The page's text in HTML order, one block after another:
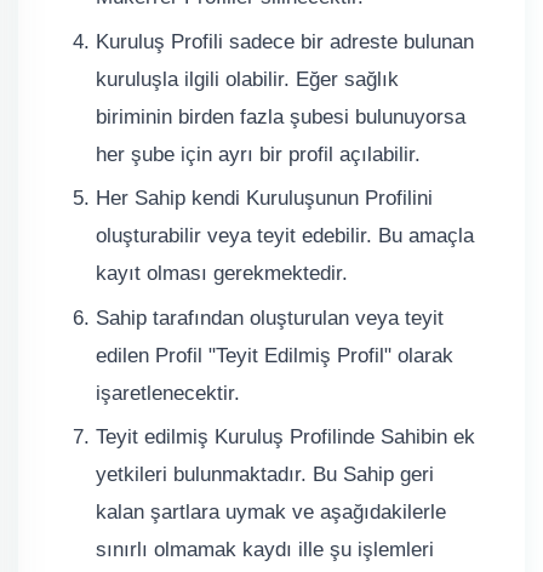
Kuruluş Profili sadece bir adreste bulunan
kuruluşla ilgili olabilir. Eğer sağlık
biriminin birden fazla şubesi bulunuyorsa
her şube için ayrı bir profil açılabilir.
Her Sahip kendi Kuruluşunun Profilini
oluşturabilir veya teyit edebilir. Bu amaçla
kayıt olması gerekmektedir.
Sahip tarafından oluşturulan veya teyit
edilen Profil "Teyit Edilmiş Profil" olarak
işaretlenecektir.
Teyit edilmiş Kuruluş Profilinde Sahibin ek
yetkileri bulunmaktadır. Bu Sahip geri
kalan şartlara uymak ve aşağıdakilerle
sınırlı olmamak kaydı ille şu işlemleri